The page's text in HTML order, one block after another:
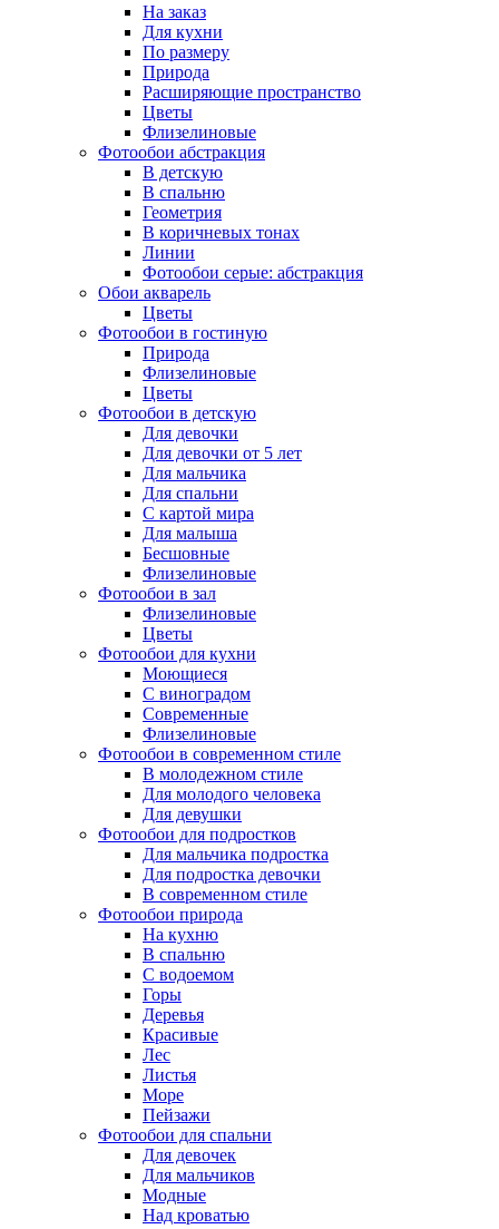
На заказ
Для кухни
По размеру
Природа
Расширяющие пространство
Цветы
Флизелиновые
Фотообои абстракция
В детскую
В спальню
Геометрия
В коричневых тонах
Линии
Фотообои серые: абстракция
Обои акварель
Цветы
Фотообои в гостиную
Природа
Флизелиновые
Цветы
Фотообои в детскую
Для девочки
Для девочки от 5 лет
Для мальчика
Для спальни
С картой мира
Для малыша
Бесшовные
Флизелиновые
Фотообои в зал
Флизелиновые
Цветы
Фотообои для кухни
Моющиеся
С виноградом
Современные
Флизелиновые
Фотообои в современном стиле
В молодежном стиле
Для молодого человека
Для девушки
Фотообои для подростков
Для мальчика подростка
Для подростка девочки
В современном стиле
Фотообои природа
На кухню
В спальню
С водоемом
Горы
Деревья
Красивые
Лес
Листья
Море
Пейзажи
Фотообои для спальни
Для девочек
Для мальчиков
Модные
Над кроватью